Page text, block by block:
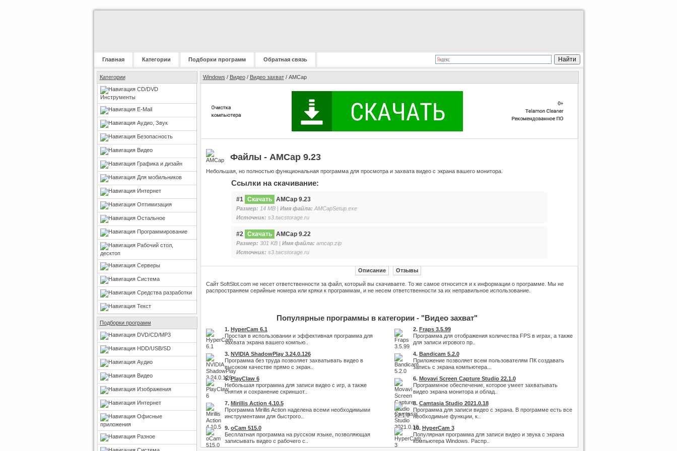
Главная Категории Подборки программ Обратная связь
Категории
CD/DVD
Инструменты
E-Mail
Аудио, Звук
Безопасность
Видео
Графика и дизайн
Для мобильников
Интернет
Оптимизация
Остальное
Программирование
Рабочий стол,
десктоп
Серверы
Система
Средства разработки
Текст
Подборки программ
DVD/CD/MP3
HDD/USB/SD
Аудио
Видео
Изображения
Интернет
Офисные
приложения
Разное
Windows / Видео/ Видео захват/ AMCap
Файлы - AMCap 9.23
Небольшая, но полностью функциональная программа для просмотра и захвата видео с экрана вашего монитора.
Ссылки на скачивание:
#1 Скачать AMCap 9.23
Размер: 14 MB | Имя файла: AMCapSetup.exe
Источник: s3.twcstorage.ru
#2 Скачать AMCap 9.22
Размер: 301 KB | Имя файла: amcap.zip
Источник: s3.twcstorage.ru
Описание Отзывы
Сайт SoftSlot.com не несет ответственности за файл, который вы скачиваете. То же самое относится и к информации о программе. Мы не
распространяем серийные номера или кряки к программам, и не несем ответственности за их неправильное использование.
Популярные программы в категории - "Видео захват"
1. HyperCam 6.1
Простая в использовании и эффективная программа для
захвата экрана вашего компью..
3. NVIDIA ShadowPlay 3.24.0.126
Программа без труда позволяет захватывать видео в
высоком качестве прямо с экран..
5. PlayClaw 6
Небольшая программа для записи видео с игр, а также
снятия и сохранение скриншот..
7. Mirillis Action 4.10.5
Программа Mirillis Action наделена всеми необходимыми
инструментами для быстрого..
9. oCam 515.0
Бесплатная программа на русском языке, позволяющая
записывать видео с рабочего с..
2. Fraps 3.5.99
Программа для отображения количества FPS в играх, а также
для записи игрового пр..
4. Bandicam 5.2.0
Приложение позволяет всем пользователям ПК создавать
запись с экрана компьютера...
6. Movavi Screen Capture Studio 22.1.0
Программное обеспечение, которое умеет захватывать
видео экрана монитора и облад..
8. Camtasia Studio 2021.0.18
Программа для записи видео с экрана. В программе есть все
необходимые функции, к..
10. HyperCam 3
Популярная программа для записи видео и звука с экрана
компьютера Windows. Распр..